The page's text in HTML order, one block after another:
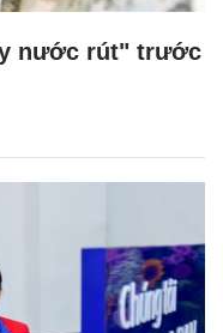
nước rút" trước